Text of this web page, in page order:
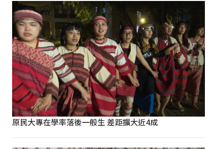
原民大專在學率落後一般生 差距擴大近4成